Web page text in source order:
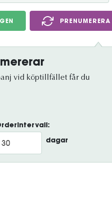
PRENUMERERA
vid köptillfället får du
dagar